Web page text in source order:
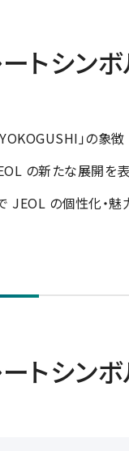
トシン
」の象徴
の新たな展開を
JEOL の個性化・
トシン